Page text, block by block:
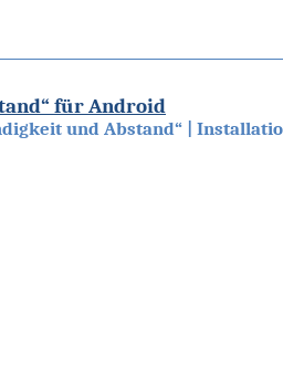
für Android
und Abstand“ |